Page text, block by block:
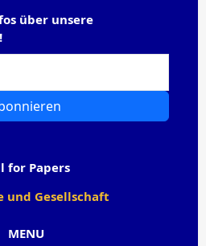
MENU
über unsere
for Papers
und Gesellschaft